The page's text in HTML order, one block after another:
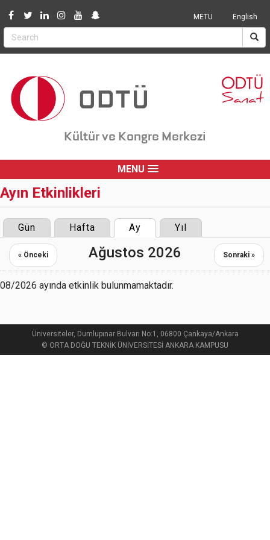
Jump to navigation
METU English
Kültür ve Kongre Merkezi
MENU
Ayın Etkinlikleri
Primary
tabs
Gün Hafta Ay (active tab)
Yıl
Ağustos 2026
« Önceki Sonraki »
08/2026 ayında etkinlik bulunmamaktadır.
Üniversiteler, Dumlupınar Bulvarı No:1, 06800 Çankaya/Ankara
© ORTA DOĞU TEKNİK ÜNİVERSİTESİ ANKARA KAMPUSU